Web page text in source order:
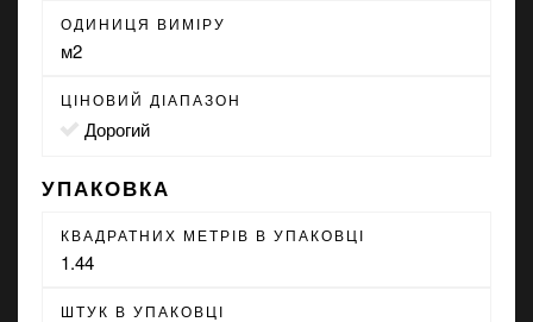
ОДИНИЦЯ ВИМІРУ
м2
ЦІНОВИЙ ДІАПАЗОН
Дорогий
УПАКОВКА
КВАДРАТНИХ МЕТРІВ В УПАКОВЦІ
1.44
ШТУК В УПАКОВЦІ